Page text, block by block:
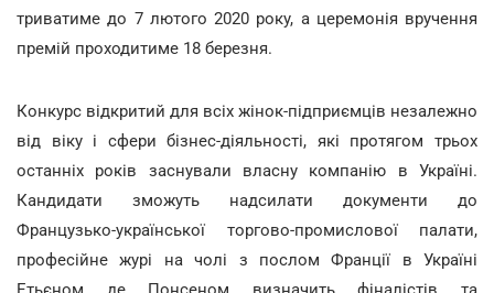
триватиме до 7 лютого 2020 року, а церемонія вручення
премій проходитиме 18 березня.
Конкурс відкритий для всіх жінок-підприємців незалежно
від віку і сфери бізнес-діяльності, які протягом трьох
останніх років заснували власну компанію в Україні.
Кандидати зможуть надсилати документи до
Французько-української торгово-промислової палати,
професійне журі на чолі з послом Франції в Україні